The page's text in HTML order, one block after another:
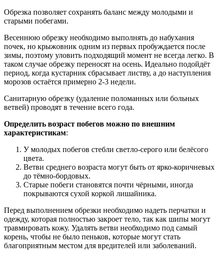
Обрезка позволяет сохранять баланс между молодыми и
старыми побегами.
Весеннюю обрезку необходимо выполнять до набухания
почек, но крыжовник одним из первых пробуждается после
зимы, поэтому уловить подходящий момент не всегда легко. В
таком случае обрезку переносят на осень. Идеально подойдёт
период, когда кустарник сбрасывает листву, а до наступления
морозов остаётся примерно 2-3 недели.
Санитарную обрезку (удаление поломанных или больных
ветвей) проводят в течение всего года.
Определить возраст побегов можно по внешним
характеристикам:
У молодых побегов стебли светло-серого или белёсого
цвета.
Ветви среднего возраста могут быть от ярко-коричневых
до тёмно-бордовых.
Старые побеги становятся почти чёрными, иногда
покрываются сухой коркой лишайника.
Перед выполнением обрезки необходимо надеть перчатки и
одежду, которая полностью закроет тело, так как шипы могут
травмировать кожу. Удалять ветви необходимо под самый
корень, чтобы не было пеньков, которые могут стать
благоприятным местом для вредителей или заболеваний.